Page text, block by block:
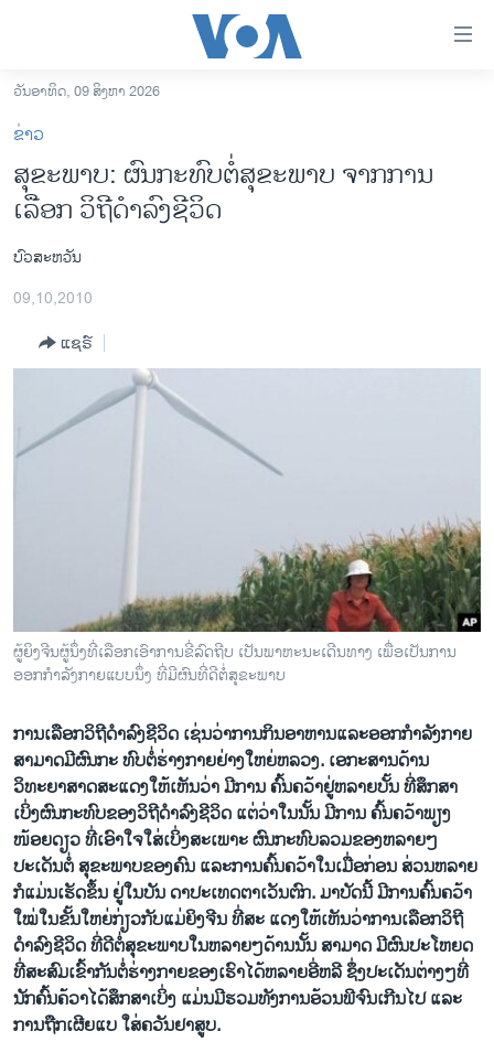
ເຂົ້າ
ຫາ
ຂ້າມ
ຂ້າມ
ຫາ
ຊອກ
ຄົ້ນ
ອາເມຣິກາ
ໂລກ
ເອເຊຍ
ອິດສະຫຼະພາບດ້ານການຂ່າວ
ຊີວິດຊາວລາວ
ວີດີໂອ
ສຽງ
ລາຍງານ
ຕິດຕາມພວກເຮົາ ທີ່
ພາສາຕ່າງໆ
ວັນອາທິດ, 09 ສິງຫາ 2026
ຂ່າວ
ສຸຂະພາບ: ຜົນກະທົບຕໍ່ສຸຂະພາບ ຈາກການ
ເລືອກ ວິຖີດໍາລົງຊີວິດ
ບົວສະຫວັນ
09,10,2010
ແຊຣ໌
ຜູ້ຍິງຈີນຜູ້ນຶ່ງທີ່ເລືອກເອົາການຂີ່ລົດຖີບ ເປັນພາຫະນະເດີນທາງ ເພື່ອເປັນການ
ອອກກໍາລັງກາຍແບບນຶ່ງ ທີ່ມີຜົນທີ່ດີຕໍ່ສຸຂະພາບ
ການເລືອກວິຖີດໍາລົງຊີວິດ ເຊ່ນວ່າການກິນອາຫານແລະອອກກໍາລັງກາຍ
ສາມາດມີຜົນກະ ທົບຕໍ່ຮ່າງກາຍຢ່າງໃຫຍ່ຫລວງ. ເອກະສານດ້ານ
ວິທະຍາສາດສະແດງໃຫ້ເຫັນວ່າ ມີການ ຄົ້ນຄວ້າຢູ່ຫລາຍບັ້ນ ທີ່ສຶກສາ
ເບິ່ງຜົນກະທົບຂອງວິຖີດຳລົງຊີວິດ ແຕ່ວ່າໃນນັ້ນ ມີການ ຄົ້ນຄວ້າພຽງ
ໜ້ອຍດຽວ ທີ່ເອົາໃຈໃສ່ເບິ່ງສະເພາະ ຜົນກະທົບລວມຂອງຫລາຍໆ
ປະເດັນຕໍ່ ສຸຂະພາບຂອງຄົນ ແລະການຄົ້ນຄວ້າໃນເມື່ອກ່ອນ ສ່ວນຫລາຍ
ກໍແມ່ນເຮັດຂຶ້ນ ຢູ່ໃນບັນ ດາປະເທດຕາເວັນຕົກ. ມາບັດນີ້ ມີການຄົ້ນຄວ້າ
ໃໝ່ໃນຂັ້ນໃຫຍ່ກ່ຽວກັບແມ່ຍິງຈີນ ທີ່ສະ ແດງໃຫ້ເຫັນວ່າການເລືອກວິຖີ
ດໍາລົງຊີວິດ ທີ່ດີຕໍ່ສຸຂະພາບໃນຫລາຍໆດ້ານນັ້ນ ສາມາດ ມີຜົນປະໂຫຍດ
ທີ່ສະສົມເຂົ້າກັນຕໍ່ຮ່າງກາຍຂອງເຮົາໄດ້ຫລາຍອີ່ຫລີ ຊຶ່ງປະເດັນຕ່າງໆທີ່
ນັກຄົ້ນຄ້ວາໄດ້ສຶກສາເບິ່ງ ແມ່ນມີຮວມທັງການອ້ວນພີຈົນເກີນໄປ ແລະ
ການຖືກເຜີຍແບ ໃສ່ຄວັນຢາສູບ.